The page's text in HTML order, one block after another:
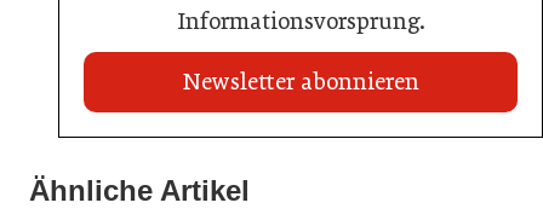
Informationsvorsprung.
Newsletter abonnieren
Ähnliche Artikel
Land Steiermark startet Qualitätsoffensive für die